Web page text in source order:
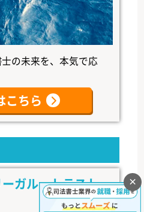
の未来を、本気で応
こちら
ガル・トラスト
×